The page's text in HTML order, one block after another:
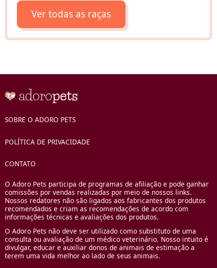
Ver todas as raças
SOBRE O ADORO PETS
POLÍTICA DE PRIVACIDADE
CONTATO
O Adoro Pets participa de programas de afiliação e pode ganhar
comissões por vendas realizadas por meio de nossos links.
Nossos redatores não são ligados aos fabricantes dos produtos
recomendados e criam as recomendações de acordo com
informações técnicas e avaliações dos produtos.
O Adoro Pets não deve ser utilizado como substituto de uma
consulta ou avaliação de um médico veterinário. Nosso intuito é
divulgar, educar e auxiliar donos de animais de estimação a
terem uma vida melhor ao lado de seus animais.